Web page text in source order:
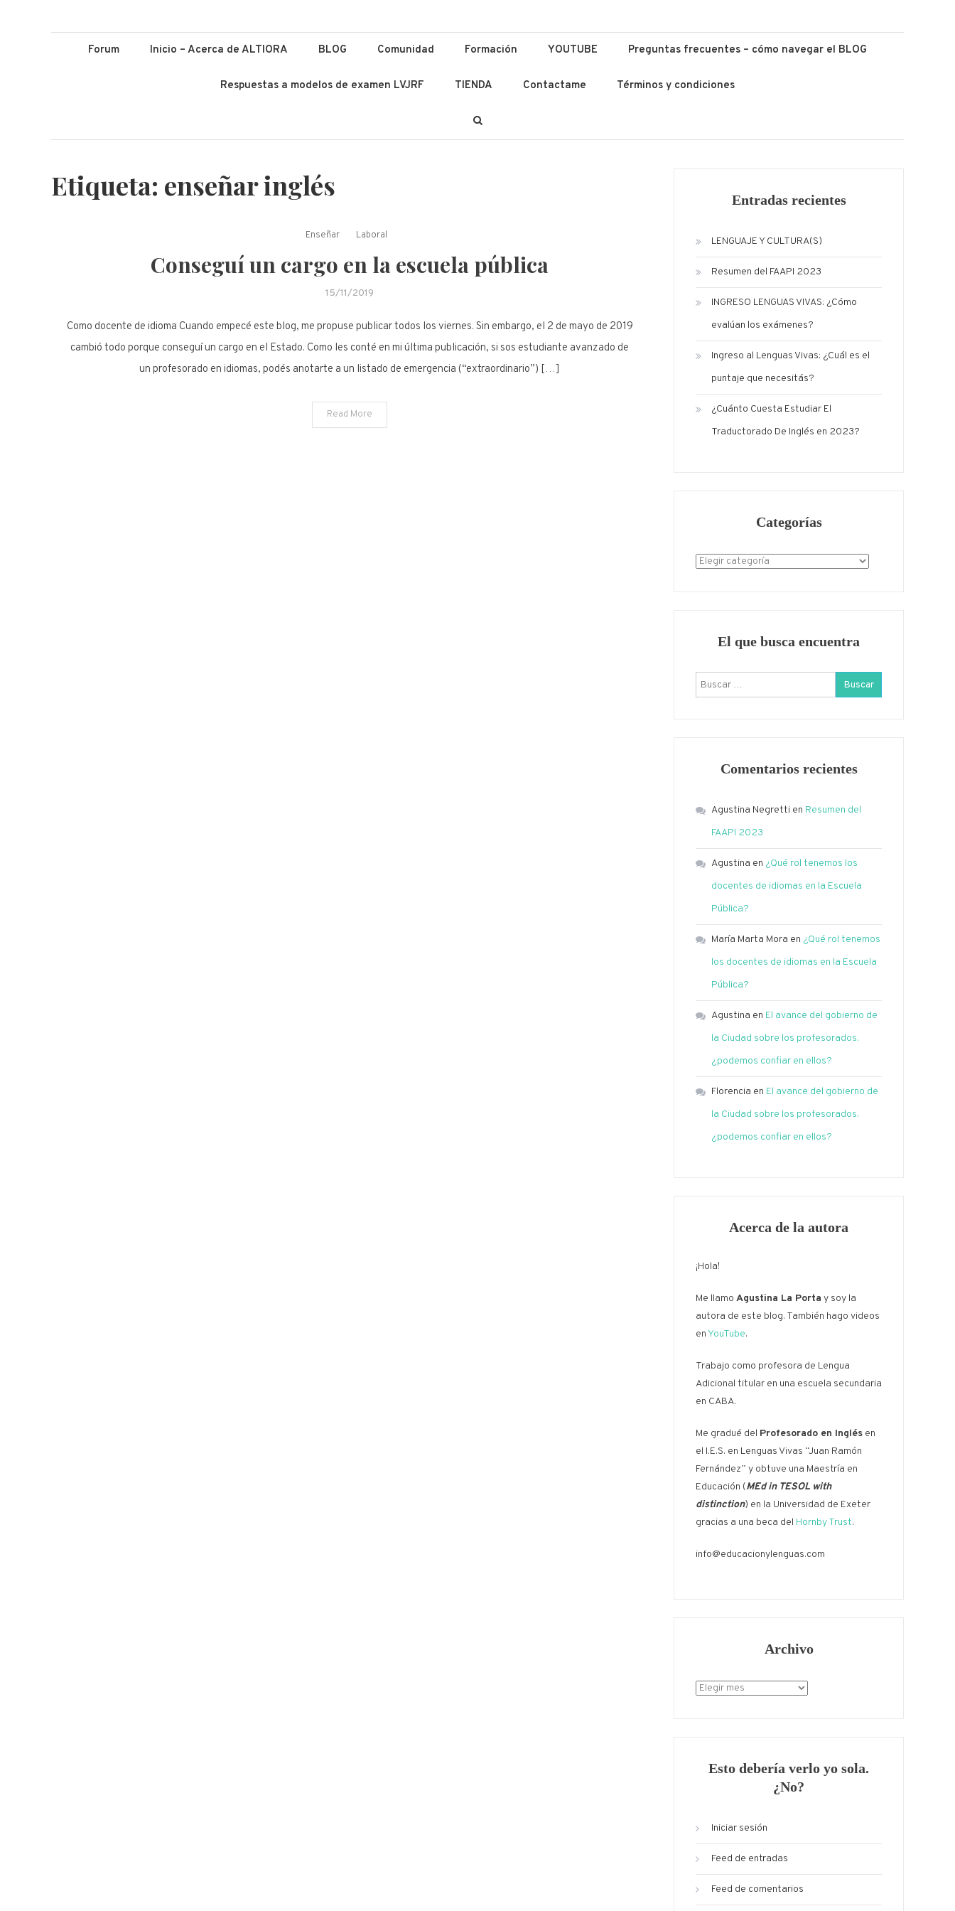
ALTIORA – Educación y Lenguas
Forum Inicio – Acerca de ALTIORA BLOG Comunidad Formación YOUTUBE Preguntas frecuentes – cómo navegar el BLOG
Respuestas a modelos de examen LVJRF TIENDA Contactame Términos y condiciones
Etiqueta: enseñar inglés
Enseñar Laboral
Conseguí un cargo en la escuela pública
15/11/2019
Como docente de idioma Cuando empecé este blog, me propuse publicar todos los viernes. Sin embargo, el 2 de mayo de 2019
cambió todo porque conseguí un cargo en el Estado. Como les conté en mi última publicación, si sos estudiante avanzado de
un profesorado en idiomas, podés anotarte a un listado de emergencia (“extraordinario”) […]
Read More
Entradas recientes
LENGUAJE Y CULTURA(S)
Resumen del FAAPI 2023
INGRESO LENGUAS VIVAS: ¿Cómo
evalúan los exámenes?
Ingreso al Lenguas Vivas: ¿Cuál es el
puntaje que necesitás?
¿Cuánto Cuesta Estudiar El
Traductorado De Inglés en 2023?
Categorías
Categorías
El que busca encuentra
Buscar:
Comentarios recientes
Agustina Negretti en Resumen del
FAAPI 2023
Agustina en ¿Qué rol tenemos los
docentes de idiomas en la Escuela
Pública?
María Marta Mora en ¿Qué rol tenemos
los docentes de idiomas en la Escuela
Pública?
Agustina en El avance del gobierno de
la Ciudad sobre los profesorados.
¿podemos confiar en ellos?
Florencia en El avance del gobierno de
la Ciudad sobre los profesorados.
¿podemos confiar en ellos?
Acerca de la autora
¡Hola!
Me llamo Agustina La Porta y soy la
autora de este blog. También hago videos
en YouTube.
Trabajo como profesora de Lengua
Adicional titular en una escuela secundaria
en CABA.
Me gradué del Profesorado en Inglés en
el I.E.S. en Lenguas Vivas “Juan Ramón
Fernández” y obtuve una Maestría en
Educación (MEd in TESOL with
distinction) en la Universidad de Exeter
gracias a una beca del Hornby Trust.
info@educacionylenguas.com
Archivo
Archivo
Esto debería verlo yo sola.
¿No?
Iniciar sesión
Feed de entradas
Feed de comentarios